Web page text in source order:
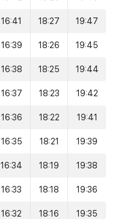
16:41 18:27 19:47
16:39 18:26 19:45
16:38 18:25 19:44
16:37 18:23 19:42
16:36 18:22 19:41
16:35 18:21 19:39
16:34 18:19 19:38
16:33 18:18 19:36
16:32 18:16 19:35